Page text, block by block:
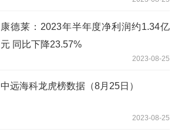
康德莱：2023年半年度净利润约1.34亿
元 同比下降23.57%
2023-08-25
中远海科龙虎榜数据（8月25日）
2023-08-25